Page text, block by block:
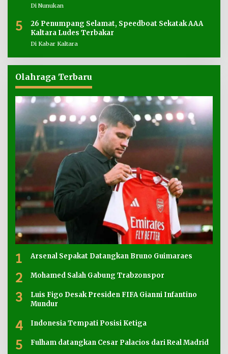
Di Nunukan
5
26 Penumpang Selamat, Speedboat Sekatak AAA
Kaltara Ludes Terbakar
Di Kabar Kaltara
Olahraga Terbaru
1 Arsenal Sepakat Datangkan Bruno Guimaraes
2 Mohamed Salah Gabung Trabzonspor
3
Luis Figo Desak Presiden FIFA Gianni Infantino
Mundur
4 Indonesia Tempati Posisi Ketiga
5 Fulham datangkan Cesar Palacios dari Real Madrid